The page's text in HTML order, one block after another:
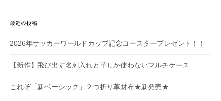
リ
最近の投稿
2026年サッカーワールドカップ記念コースタープレゼント！！
【新作】飛び出す名刺入れと革しか使わないマルチケース
これぞ「新ベーシック」２つ折り革財布★新発売★